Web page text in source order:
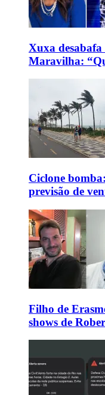
Xuxa desabafa
Maravilha:
Ciclone
previsão de
Filho de
shows de